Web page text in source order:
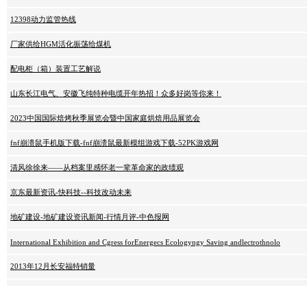
12398动力监管热线
厂家供给HGM活化振荡给煤机
配电柜（箱）装置工艺解说
山东长江电气、安徽飞纯特种电缆开年热招！众多好岗等你来！
2023中国国际焙烤秋季展览会暨中国家庭烘焙用品展览会
fnf崩溃鼠手机版下载-fnf崩溃鼠最新模组游戏下载-52PK游戏网
清风徐徐来——从档案里感怀老一辈革命家的政绩观
京东最新资讯-快科技--科技改动未来
地矿建设-地矿建设资讯新闻-行情月评-中色报网
International Exhibition and Cgress forEnergecs Ecologyngy Saving andlectrothnolo
2013年12月长安福特销量